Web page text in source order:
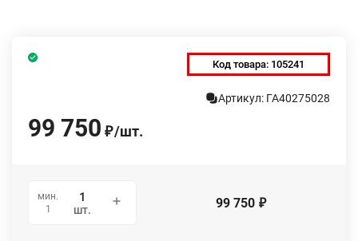
Код товара: 105241
Артикул: ГА40275028
99 750 ₽/шт.
мин.
1
шт. 99 750 ₽